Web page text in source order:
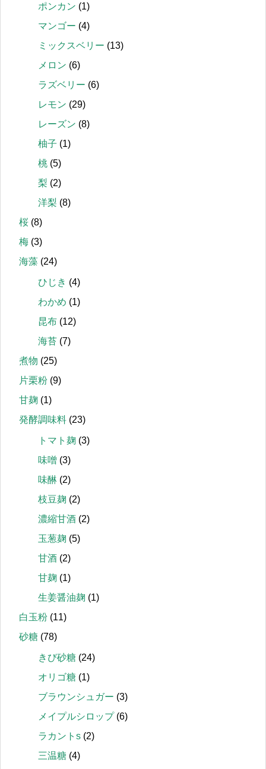
ポンカン (1)
マンゴー (4)
ミックスベリー (13)
メロン (6)
ラズベリー (6)
レモン (29)
レーズン (8)
柚子 (1)
桃 (5)
梨 (2)
洋梨 (8)
桜 (8)
梅 (3)
海藻 (24)
ひじき (4)
わかめ (1)
昆布 (12)
海苔 (7)
煮物 (25)
片栗粉 (9)
甘麹 (1)
発酵調味料 (23)
トマト麹 (3)
味噌 (3)
味醂 (2)
枝豆麹 (2)
濃縮甘酒 (2)
玉葱麹 (5)
甘酒 (2)
甘麹 (1)
生姜醤油麹 (1)
白玉粉 (11)
砂糖 (78)
きび砂糖 (24)
オリゴ糖 (1)
ブラウンシュガー (3)
メイプルシロップ(6)
ラカントs (2)
三温糖 (4)